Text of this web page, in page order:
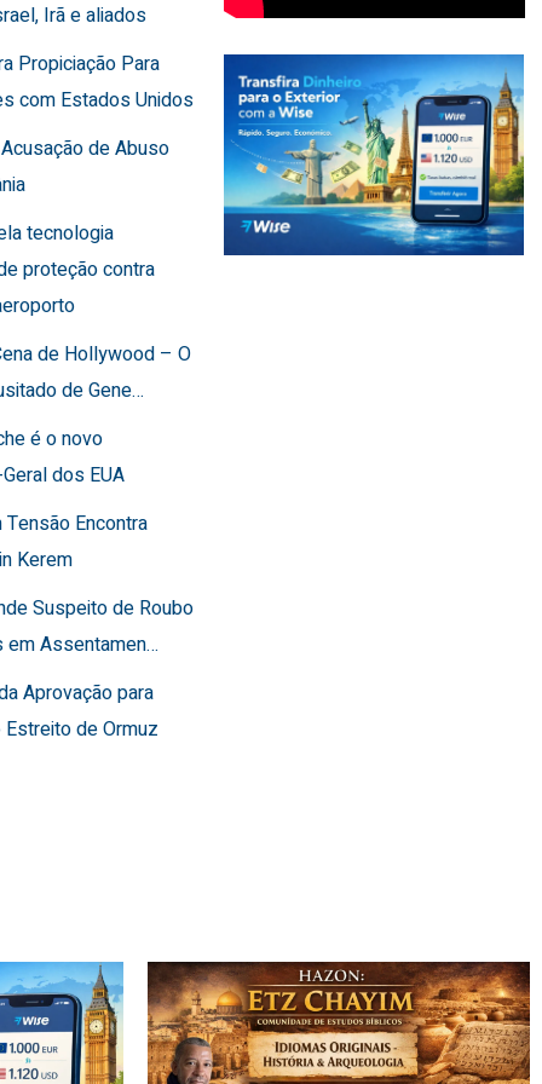
Irã e aliados
Propiciação Para
com Estados Unidos
de Abuso
tecnologia
proteção contra
de Hollywood – O
de Gene…
é o novo
dos EUA
Encontra
Kerem
Suspeito de Roubo
em Assentamen…
Aprovação para
de Ormuz